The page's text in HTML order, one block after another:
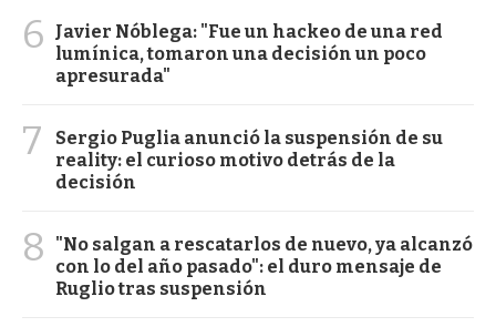
6
Javier Nóblega: "Fue un hackeo de una red
lumínica, tomaron una decisión un poco
apresurada"
7
Sergio Puglia anunció la suspensión de su
reality: el curioso motivo detrás de la
decisión
8
"No salgan a rescatarlos de nuevo, ya alcanzó
con lo del año pasado": el duro mensaje de
Ruglio tras suspensión